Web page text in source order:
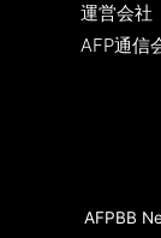
運営会社
AFP通信
AFPBB